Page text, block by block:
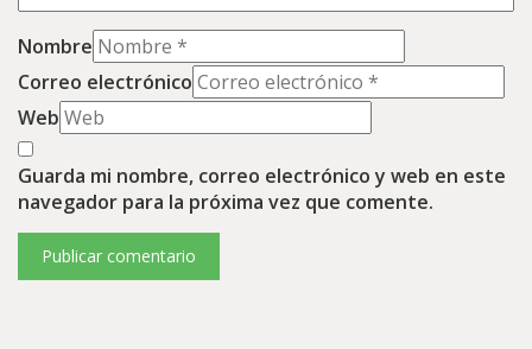
Nombre
Correo electrónico
Web
Guarda mi nombre, correo electrónico y web en este
navegador para la próxima vez que comente.